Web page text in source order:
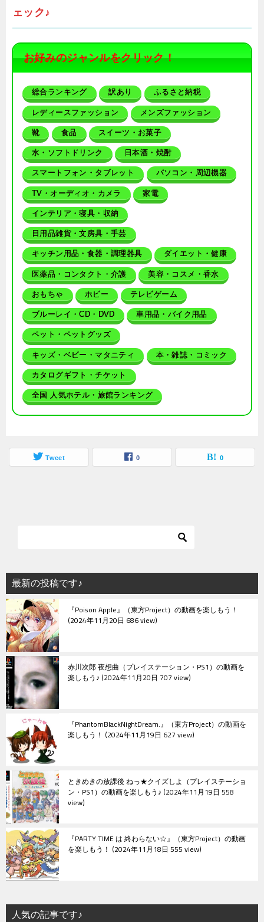
ェック♪
お好みのジャンルをクリック！
総合ランキング 訳あり ふるさと納税
レディースファッション メンズファッション
靴 食品 スイーツ・お菓子
水・ソフトドリンク 日本酒・焼酎
スマートフォン・タブレット パソコン・周辺機器
TV・オーディオ・カメラ 家電
インテリア・寝具・収納
日用品雑貨・文房具・手芸
キッチン用品・食器・調理器具 ダイエット・健康
医薬品・コンタクト・介護 美容・コスメ・香水
おもちゃ ホビー テレビゲーム
ブルーレイ・CD・DVD 車用品・バイク用品
ペット・ペットグッズ
キッズ・ベビー・マタニティ 本・雑誌・コミック
カタログギフト・チケット
全国 人気ホテル・旅館ランキング
Tweet 0 0
最新の投稿です♪
『Poison Apple』（東方Project）の動画を楽しもう！
2024年11月20日 686 view
赤川次郎 夜想曲（プレイステーション・PS1）の動画を
楽しもう♪ 2024年11月20日 707 view
『PhantomBlackNightDream.』（東方Project）の動画を
楽しもう！ 2024年11月19日 627 view
ときめきの放課後 ねっ★クイズしよ（プレイステーショ
ン・PS1）の動画を楽しもう♪ 2024年11月19日 558
view
『PARTY TIME は 終わらない☆』（東方Project）の動画
を楽しもう！ 2024年11月18日 555 view
人気の記事です♪